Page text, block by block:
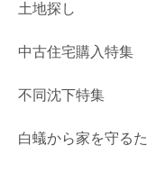
土地探し
中古住宅購入特集
不同沈下特集
白蟻から家を守る